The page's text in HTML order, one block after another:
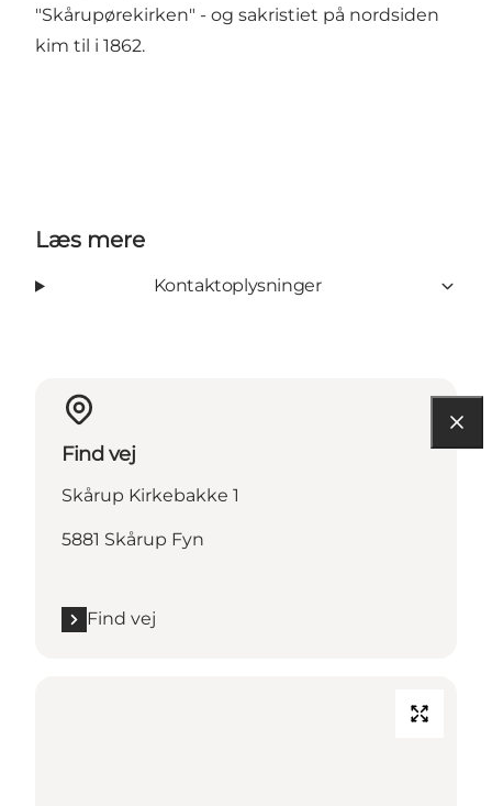
"Skårupørekirken" - og sakristiet på nordsiden
kim til i 1862.
Læs mere
Kontaktoplysninger
Find vej
Skårup Kirkebakke 1
5881 Skårup Fyn
Find vej